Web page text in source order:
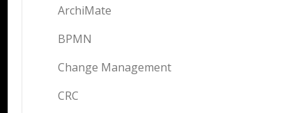
ArchiMate
BPMN
Change Management
CRC